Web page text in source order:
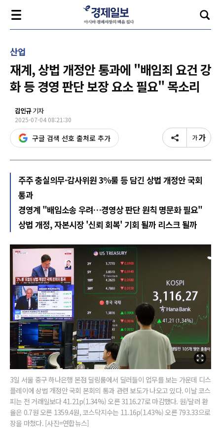
산업
재계, 상법 개정안 통과에 "배임죄 요건 강
화 등 경영 판단 보장 요소 필요" 목소리
김인규기자
2025-07-04 08:21:30
구글 검색 선호 출처로 추가
주주 충실의무·감사위원 3%룰 등 담긴 상법 개정안 국회
통과
경영계 "배임소송 우려…경영상 판단 원칙 명문화 필요"
상법 개정, 자본시장 '신뢰 회복' 기회 될까 리스크 될까
3일 서울 중구 하나은행 본점 딜링룸에서 딜러들이 업무를 보는 가운데 디스
플레이에 상법 개정안 국회 본회의 통과 관련 보도가 나오고 있다. 이날 코스
피는 전 거래일보다 41.21p(1.34%) 오른 3116.27로 마감했다. 원/달러 환
율은 0.7원 오른 1359.4원, 코스닥지수는 11.16p(1.43%) 오른 793.33으로
장을 마쳤다. [사진=연합뉴스]